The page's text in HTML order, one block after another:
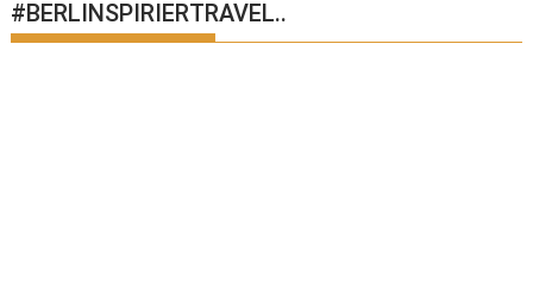
#BERLINSPIRIERTRAVEL..